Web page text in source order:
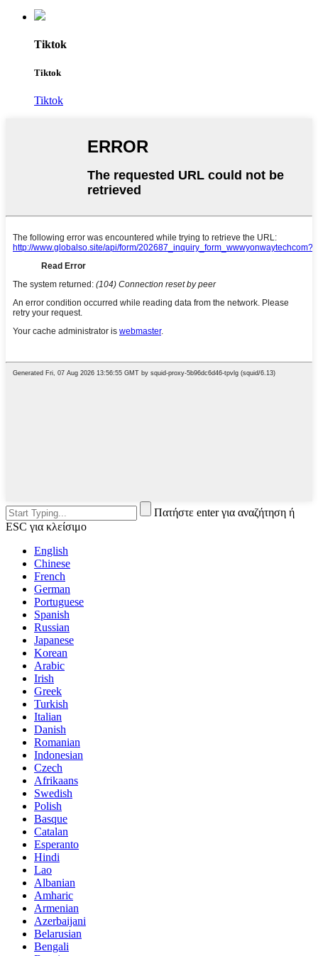
Tiktok
Tiktok
Tiktok
Πατήστε enter για αναζήτηση ή
ESC για κλείσιμο
English
Chinese
French
German
Portuguese
Spanish
Russian
Japanese
Korean
Arabic
Irish
Greek
Turkish
Italian
Danish
Romanian
Indonesian
Czech
Afrikaans
Swedish
Polish
Basque
Catalan
Esperanto
Hindi
Lao
Albanian
Amharic
Armenian
Azerbaijani
Belarusian
Bengali